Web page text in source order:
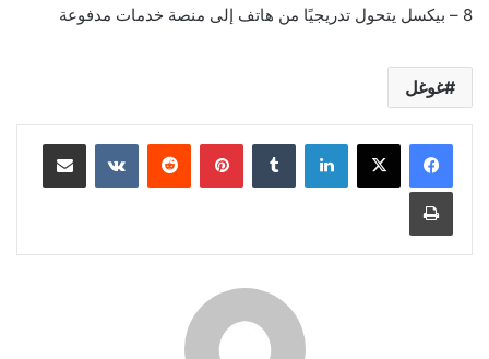
8 – بيكسل يتحول تدريجيًا من هاتف إلى منصة خدمات مدفوعة
غوغل
لينكدإن بينتيريست مشاركة عبر البريد
طباعة